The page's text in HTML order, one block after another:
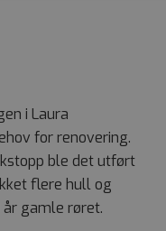
i Laura
for renovering.
ble det utført
flere hull og
gamle røret.